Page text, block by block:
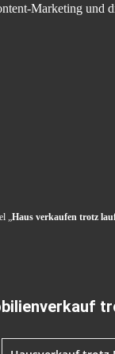
Marketing und
„ Haus verkaufen trotz